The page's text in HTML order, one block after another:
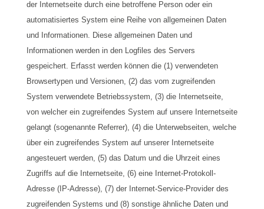
der Internetseite durch eine betroffene Person oder ein
automatisiertes System eine Reihe von allgemeinen Daten
und Informationen. Diese allgemeinen Daten und
Informationen werden in den Logfiles des Servers
gespeichert. Erfasst werden können die (1) verwendeten
Browsertypen und Versionen, (2) das vom zugreifenden
System verwendete Betriebssystem, (3) die Internetseite,
von welcher ein zugreifendes System auf unsere Internetseite
gelangt (sogenannte Referrer), (4) die Unterwebseiten, welche
über ein zugreifendes System auf unserer Internetseite
angesteuert werden, (5) das Datum und die Uhrzeit eines
Zugriffs auf die Internetseite, (6) eine Internet-Protokoll-
Adresse (IP-Adresse), (7) der Internet-Service-Provider des
zugreifenden Systems und (8) sonstige ähnliche Daten und